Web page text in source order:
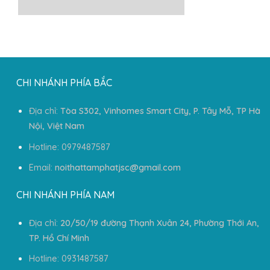
CHI NHÁNH PHÍA BẮC
Địa chỉ: Tòa S302, Vinhomes Smart City, P. Tây Mỗ, TP Hà
Nội, Việt Nam
Hotline: 0979487587
Email: noithattamphatjsc@gmail.com
CHI NHÁNH PHÍA NAM
Địa chỉ: 20/50/19 đường Thạnh Xuân 24, Phường Thới An,
TP. Hồ Chí Minh
Hotline: 0931487587